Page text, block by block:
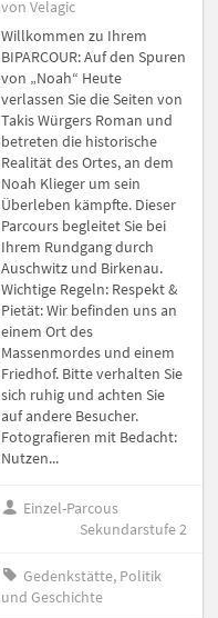
von Velagic
Willkommen zu Ihrem
BIPARCOUR: Auf den Spuren
von „Noah“ Heute
verlassen Sie die Seiten von
Takis Würgers Roman und
betreten die historische
Realität des Ortes, an dem
Noah Klieger um sein
Überleben kämpfte. Dieser
Parcours begleitet Sie bei
Ihrem Rundgang durch
Auschwitz und Birkenau.
Wichtige Regeln: Respekt &
Pietät: Wir befinden uns an
einem Ort des
Massenmordes und einem
Friedhof. Bitte verhalten Sie
sich ruhig und achten Sie
auf andere Besucher.
Fotografieren mit Bedacht:
Nutzen...
Einzel-Parcous
Sekundarstufe 2
Gedenkstätte, Politik
und Geschichte